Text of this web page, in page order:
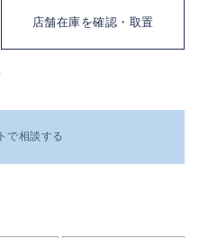
店舗在庫を確認・取置
で相談する